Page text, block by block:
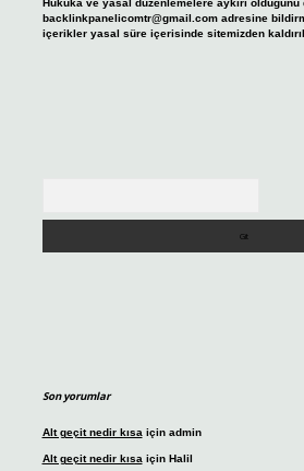
Hukuka ve yasal düzenlemelere aykırı
backlinkpanelicomtr@gmail.comadresine
içerikler yasal süre içerisinde sitemizden
Son yorumlar
Alt geçit nedir kısa için admin
Alt geçit nedir kısa için Halil